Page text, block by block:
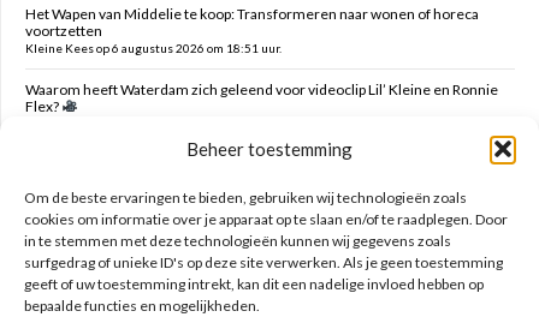
Beheer toestemming
Om de beste ervaringen te bieden, gebruiken wij technologieën zoals
cookies om informatie over je apparaat op te slaan en/of te raadplegen. Door
in te stemmen met deze technologieën kunnen wij gegevens zoals
surfgedrag of unieke ID's op deze site verwerken. Als je geen toestemming
geeft of uw toestemming intrekt, kan dit een nadelige invloed hebben op
bepaalde functies en mogelijkheden.
Het Wapen van Middelie te koop: Transformeren naar wonen of horeca
voortzetten
Kleine Kees op 6 augustus 2026 om 18:51 uur.
Waarom heeft Waterdam zich geleend voor videoclip Lil’ Kleine en Ronnie
Flex?
Verzoek verwijderen campers Ambachtstraat Edam
Zoeken op deze site